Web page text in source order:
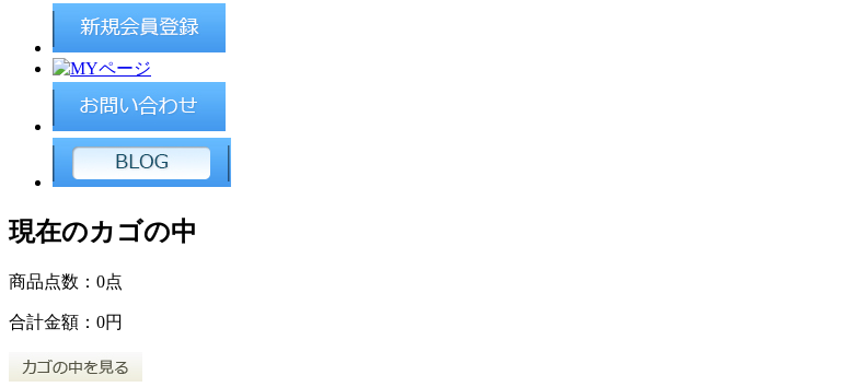
現在のカゴの中
商品点数： 0点
合計金額： 0円